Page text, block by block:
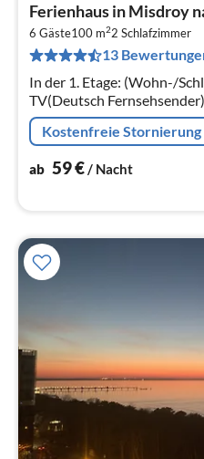
Ferienhaus in Misdroy
6 Gäste100 m22 Schlafzimmer
13
In der 1. Etage: (Wohn-/
TV(Deutsch
TV(Deutsch
TV(Deutsch Fernsehsender)
Kostenfreie Stornierung
ab 59€/ Nacht